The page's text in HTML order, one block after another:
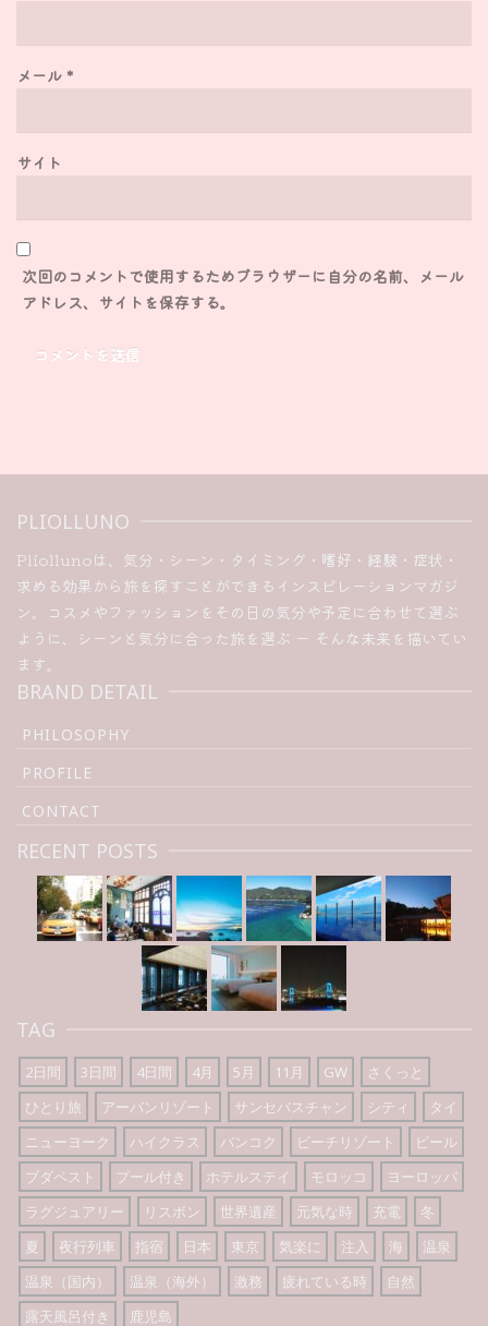
メール *
サイト
次回のコメントで使用するためブラウザーに自分の名前、メール
アドレス、サイトを保存する。
PLIOLLUNO
Pliollunoは、気分・シーン・タイミング・嗜好・経験・症状・
求める効果から旅を探すことができるインスピレーションマガジ
ン。コスメやファッションをその日の気分や予定に合わせて選ぶ
ように、シーンと気分に合った旅を選ぶ ー そんな未来を描いてい
ます。
BRAND DETAIL
PHILOSOPHY
PROFILE
CONTACT
RECENT POSTS
TAG
2日間 3日間 4日間 4月 5月 11月 GW
さくっと
ひとり旅
アーバンリゾート サンセバスチャン シティ
タイ
ニューヨーク
ハイクラス バンコク ビーチリゾート
ビール
ブダペスト
プール付き ホテルステイ モロッコ
ヨーロッパ
ラグジュアリー
リスボン 世界遺産 元気な時 充電
冬
夏
夜行列車 指宿 日本 東京 気楽に 注入 海
温泉
温泉（国内）
温泉（海外） 激務 疲れている時
自然
露天風呂付き
鹿児島